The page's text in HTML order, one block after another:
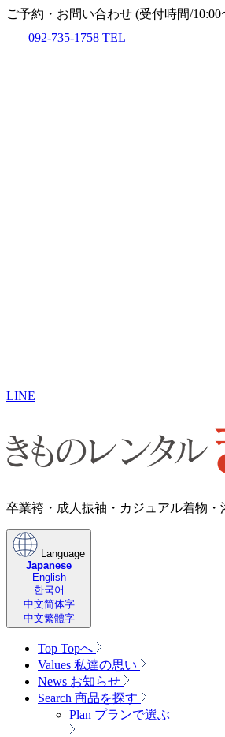
ご予約・お問い合わせ (受付時間/10:00
092-735-1758 TEL
LINE
卒業袴・成人振袖・​カジュアル着物・
Language
Japanese
English
한국어
中文简体字
中文繁體字
Top Topへ
Values 私達の思い
News お知らせ
Search 商品を探す
Plan プランで選ぶ